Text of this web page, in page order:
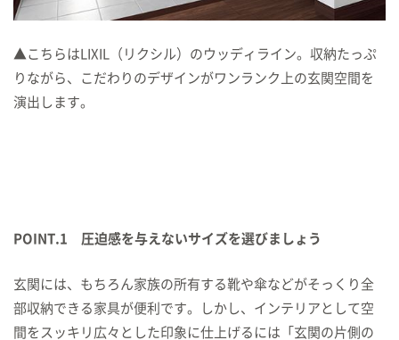
▲こちらはLIXIL（リクシル）のウッディライン。収納たっぷ
りながら、こだわりのデザインがワンランク上の玄関空間を
演出します。
POINT.1 圧迫感を与えないサイズを選びましょう
玄関には、もちろん家族の所有する靴や傘などがそっくり全
部収納できる家具が便利です。しかし、インテリアとして空
間をスッキリ広々とした印象に仕上げるには「玄関の片側の